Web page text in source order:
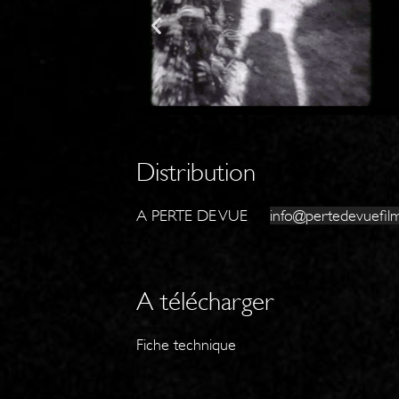
Distribution
A PERTE DE VUE
A télécharger
Fiche technique